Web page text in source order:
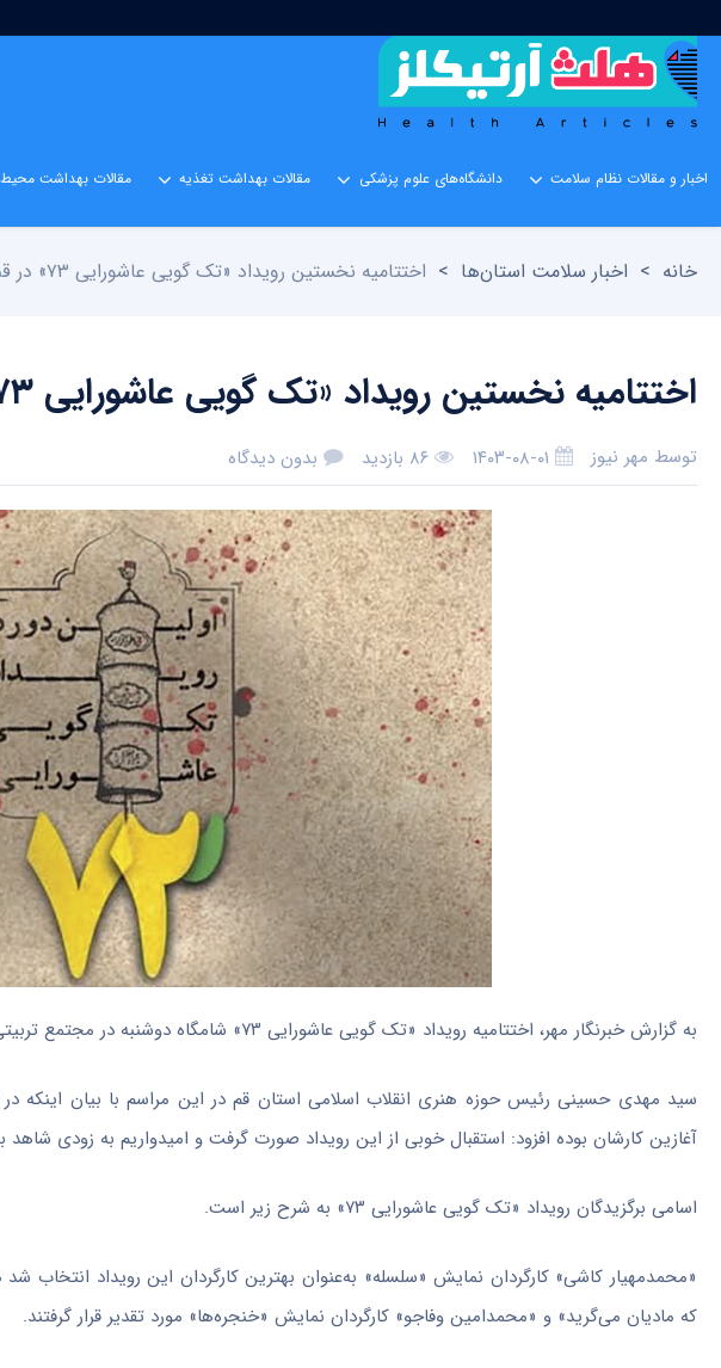
اخبار و مقالات نظام سلامت دانشگاه‌های علوم پزشکی مقالات بهداشت تغذیه مقالات بهداشت
خانه > اخبار سلامت استان‌ها > اختتامیه نخستین رویداد «تک گویی عاشورایی ۷۳» در قم برگزار شد
اختتامیه نخستین رویداد «تک گویی عاشورایی ۷۳» در قم برگزار شد
توسط مهر نیوز ۱۴۰۳-۰۸-۰۱ ۸۶ بازدید بدون دیدگاه
به گزارش خبرنگار مهر، اختتامیه رویداد «تک گویی عاشورایی ۷۳» شامگاه دوشنبه در مجتمع تربیتی هدایت قم برگزار شد.
سید مهدی حسینی رئیس حوزه هنری انقلاب اسلامی استان قم در این مراسم با بیان اینکه در
آغازین کارشان بوده افزود: استقبال خوبی از این رویداد صورت گرفت و امیدواریم به زودی شاهد
اسامی برگزیدگان رویداد «تک گویی عاشورایی ۷۳» به شرح زیر است.
«محمدمهیار کاشی» کارگردان نمایش «سلسله» به‌عنوان بهترین کارگردان این رویداد
که مادیان می‌گرید» و «محمدامین وفاجو» کارگردان نمایش «خنجره‌ها» مورد تقدیر قرار گرفتند.